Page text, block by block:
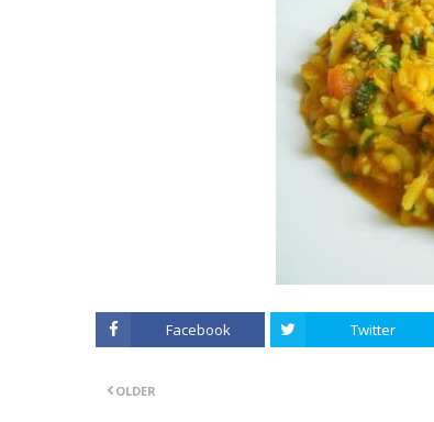
Facebook Twitter
OLDER